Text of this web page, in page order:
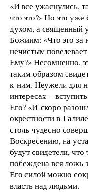
«И все ужаснулись,
что это?» Но это
духом, а священный
Божиим: «Что это за
нечистым
Ему?» Несомненно,
таким образом
к ним. Неужели для
интересах –
Его? «И скоро
окрестности в
столь чудесно
Воскресению, на
будут свидетели,
побеждена вся ложь
Его силой можно
власть над людьми.